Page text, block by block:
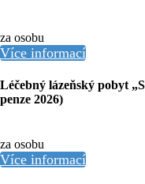
za osobu
Více informací
Léčebný lázeňský pobyt
penze 2026)
za osobu
Více informací